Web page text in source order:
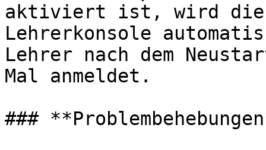
aktiviert ist, wird die
Lehrerkonsole
Lehrer nach dem
Mal anmeldet.
###